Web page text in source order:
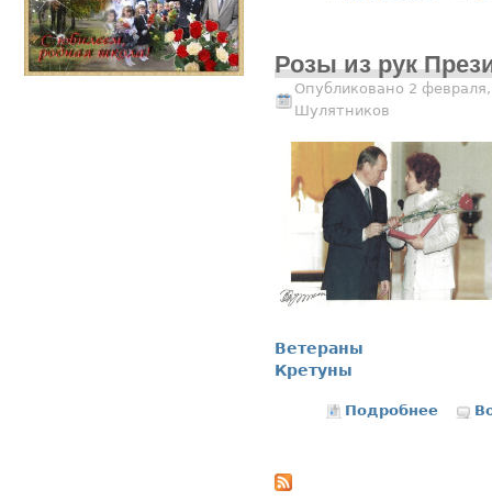
Розы из рук
Опубликовано 2
Шулятников
Ветераны
Кретуны
Подробнее о